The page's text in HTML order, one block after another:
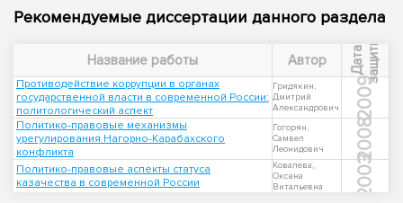
Рекомендуемые диссертации данного раздела
Название работы Автор Д
а
т
а
з
а
щ
и
т ы
Противодействие коррупции в органах
государственной власти в современной России:
политологический аспект
Гридякин,
Дмитрий
Александрович
2009
Политико-правовые механизмы
урегулирования Нагорно-Карабахского
конфликта
Гогорян,
Самвел
Леонидович
2008
Политико-правовые аспекты статуса
казачества в современной России
Ковалева,
Оксана
Витальевна
2003